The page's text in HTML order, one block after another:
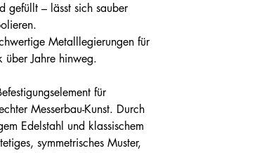
gefüllt – lässt sich sauber
Metalllegierungen für
Jahre hinweg.
für
Messerbau-Kunst. Durch
Edelstahl und klassischem
symmetrisches Muster,